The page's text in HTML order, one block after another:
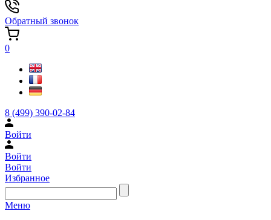
Обратный звонок
0
8 (499) 390-02-84
Войти
Войти
Войти
Избранное
Меню